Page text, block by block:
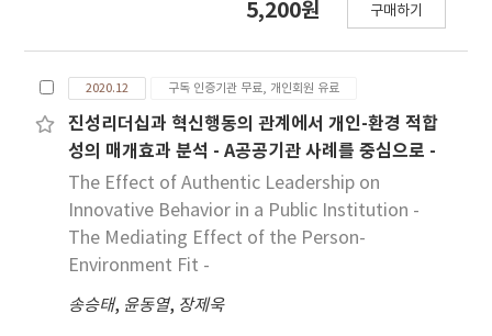
행하기 위해 국내 다양한 조직의 근로자 305명을 대
이 공유리더십에 정적인 영향을 미치는 것으로 나타
났으며, 팔로워십과 공유리더십의 관계에서 가상성
의 조절효과가 유의하게 나타났다. 또한, 변화지향적
가치의 조절효과도 유의미한 것으로 나타났으며, 부
하의 변화적 가치가 리더보다 더 높을 때 팔로워십을
타났다. 연구결과를 토대로 본 연구의 학문적 시사점
과 실무적 시사점을 제시하고, 제한점과 향후 연구에
대한 시사점을 제시하였다.
근 들어 점점 증가하고 있다. 녹색 경영에 관한 기존
다루어 왔다. 본 논문에서는 녹색 경영 실행에 영향을
미치는 기업 내부의 촉진 동인에 관하여 살펴보았다.
66개 중소 기업에 대한 통계 분석 결과, 외부 연계,
R&D 역량, 그리고 조직 문화 모두 기업의 녹색 경영
실행에 긍정적인 영향을 미치는 것으로 나타났다. 무
엇보다도, 독립 변수들 가운데 조직 문화의 영향이 가
장 두드러지는 것으로 파악되었다. 녹색 경영 요소들
영 실행에 대한 기업 본원적 요소의 영향에 관하여 살
5,200원 구매하기
2020.12 구독 인증기관 무료, 개인회원 유료
진성리더십과 혁신행동의 관계에서 개인-환경 적합
성의 매개효과 분석 - A공공기관 사례를 중심으로 -
The Effect of Authentic Leadership on
Innovative Behavior in a Public Institution -
The Mediating Effect of the Person-
Environment Fit -
송승태, 윤동열, 장제욱